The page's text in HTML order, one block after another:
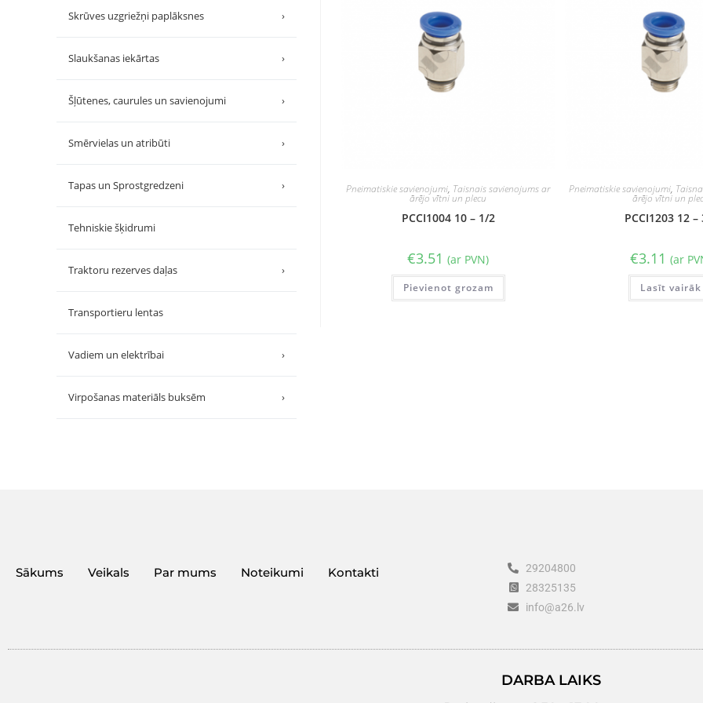
Pneimatiskie savienojumi, Taisnais savienojums ar
ārējo vītni un plecu
PCCI1004 10 – 1/2
€3.51 (ar PVN)
Pievienot grozam
Pneimatiskie savienojumi,
ārējo vītni un
PCCI1203 12 –
€3.11 (ar
Lasīt vairāk
Skrūves uzgriežņi paplāksnes ›
Slaukšanas iekārtas ›
Šļūtenes, caurules un savienojumi ›
Smērvielas un atribūti ›
Tapas un Sprostgredzeni ›
Tehniskie šķidrumi
Traktoru rezerves daļas ›
Transportieru lentas
Vadiem un elektrībai ›
Virpošanas materiāls buksēm ›
Sākums Veikals Par mums Noteikumi Kontakti
29204800
28325135
info@a26.lv
DARBA LAIKS